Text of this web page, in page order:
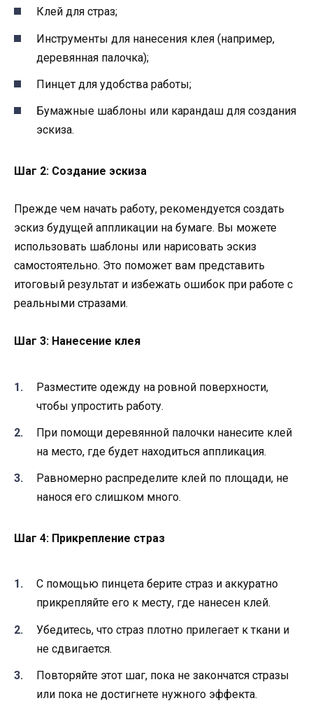
Клей для страз;
Инструменты для нанесения клея (например,
деревянная палочка);
Пинцет для удобства работы;
Бумажные шаблоны или карандаш для создания
эскиза.
Шаг 2: Создание эскиза
Прежде чем начать работу, рекомендуется создать
эскиз будущей аппликации на бумаге. Вы можете
использовать шаблоны или нарисовать эскиз
самостоятельно. Это поможет вам представить
итоговый результат и избежать ошибок при работе с
реальными стразами.
Шаг 3: Нанесение клея
Разместите одежду на ровной поверхности,
чтобы упростить работу.
При помощи деревянной палочки нанесите клей
на место, где будет находиться аппликация.
Равномерно распределите клей по площади, не
нанося его слишком много.
Шаг 4: Прикрепление страз
С помощью пинцета берите страз и аккуратно
прикрепляйте его к месту, где нанесен клей.
Убедитесь, что страз плотно прилегает к ткани и
не сдвигается.
Повторяйте этот шаг, пока не закончатся стразы
или пока не достигнете нужного эффекта.